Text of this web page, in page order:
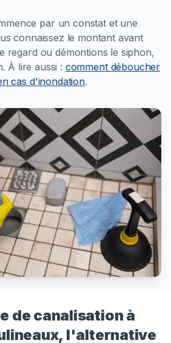
par un constat et une
connaissez le montant avant
regard ou démontions le siphon,
À lire aussi : comment déboucher
cas d'inondation.
de canalisation à
l'alternative